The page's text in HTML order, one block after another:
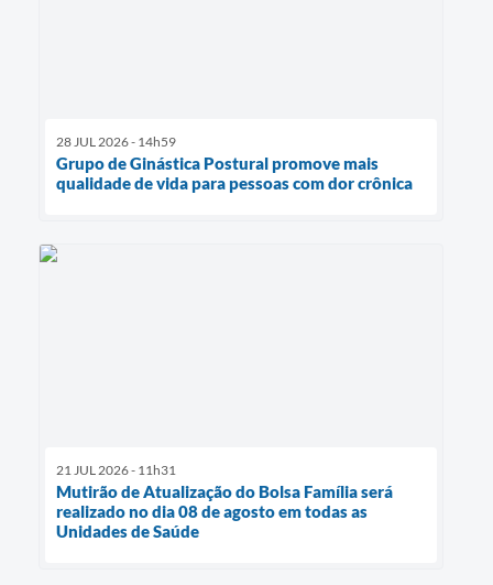
28 JUL 2026 - 14h59
Grupo de Ginástica Postural promove mais
qualidade de vida para pessoas com dor crônica
21 JUL 2026 - 11h31
Mutirão de Atualização do Bolsa Família será
realizado no dia 08 de agosto em todas as
Unidades de Saúde